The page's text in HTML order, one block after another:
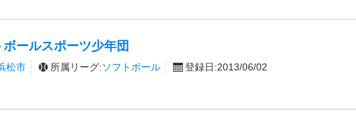
ールスポーツ少年団
松市 所属リーグ:ソフトボール 登録日:2013/06/02